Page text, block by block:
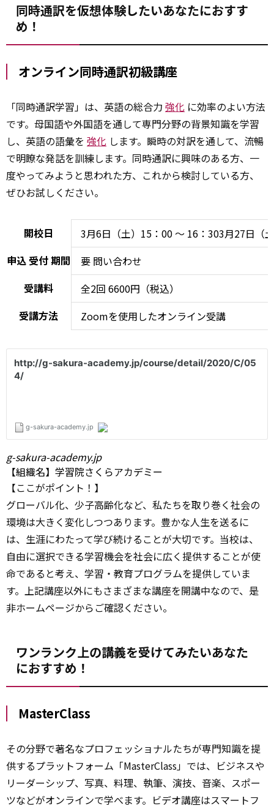
同時通訳を仮想体験したいあなたにおすす
め！
オンライン同時通訳初級講座
「同時通訳学習」は、英語の総合力 強化 に効率のよい方法
です。母国語や外国語を通して専門分野の背景知識を学習
し、英語の語彙を 強化 します。瞬時の対訳を通して、流暢
で明瞭な発話を訓練します。同時通訳に興味のある方、一
度やってみようと思われた方、これから検討している方、
ぜひお試しください。
開校日
3月6日（土）15：00 ～ 16：303月27日（
申込 受付期間 要 問い合わせ
受講料
全2回 6600円（税込）
受講方法
Zoomを使用したオンライン受講
g-sakura-academy.jp
【組織名】学習院さくらアカデミー
【ここがポイント！】
グローバル化、少子高齢化など、私たちを取り巻く社会の
環境は大きく変化しつつあります。豊かな人生を送るに
は、生涯にわたって学び続けることが大切です。当校は、
自由に選択できる学習機会を社会に広く提供することが使
命であると考え、学習・教育プログラムを提供していま
す。上記講座以外にもさまざまな講座を開講中なので、是
非ホームページからご確認ください。
ワンランク上の講義を受けてみたいあなた
におすすめ！
MasterClass
その分野で著名なプロフェッショナルたちが専門知識を提
供するプラットフォーム「MasterClass」では、ビジネスや
リーダーシップ、写真、料理、執筆、演技、音楽、スポー
ツなどがオンラインで学べます。ビデオ講座はスマートフ